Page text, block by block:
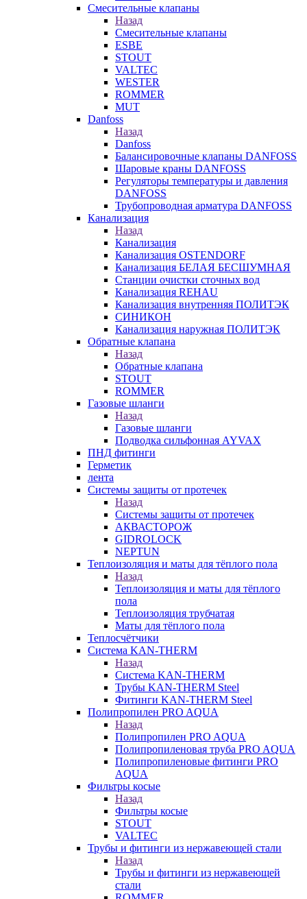
Смесительные клапаны
Назад
Смесительные клапаны
ESBE
STOUT
VALTEC
WESTER
ROMMER
MUT
Danfoss
Назад
Danfoss
Балансировочные клапаны DANFOSS
Шаровые краны DANFOSS
Регуляторы температуры и давления
DANFOSS
Трубопроводная арматура DANFOSS
Канализация
Назад
Канализация
Канализация OSTENDORF
Канализация БЕЛАЯ БЕСШУМНАЯ
Станции очистки сточных вод
Канализация REHAU
Канализация внутренняя ПОЛИТЭК
СИНИКОН
Канализация наружная ПОЛИТЭК
Обратные клапана
Назад
Обратные клапана
STOUT
ROMMER
Газовые шланги
Назад
Газовые шланги
Подводка сильфонная AYVAX
ПНД фитинги
Герметик
лента
Системы защиты от протечек
Назад
Системы защиты от протечек
АКВАСТОРОЖ
GIDROLOCK
NEPTUN
Теплоизоляция и маты для тёплого пола
Назад
Теплоизоляция и маты для тёплого
пола
Теплоизоляция трубчатая
Маты для тёплого пола
Теплосчётчики
Система KAN-THERM
Назад
Система KAN-THERM
Трубы KAN-THERM Steel
Фитинги KAN-THERM Steel
Полипропилен PRO AQUA
Назад
Полипропилен PRO AQUA
Полипропиленовая труба PRO AQUA
Полипропиленовые фитинги PRO
AQUA
Фильтры косые
Назад
Фильтры косые
STOUT
VALTEC
Трубы и фитинги из нержавеющей стали
Назад
Трубы и фитинги из нержавеющей
стали